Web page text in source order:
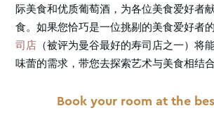
际美食和优质葡萄酒，为各位美食爱好者
食。如果您恰巧是一位挑剔的美食爱好者
司店 （被评为曼谷最好的寿司店之一）将
味蕾的需求，带您去探索艺术与美食相结合
Book your room at the